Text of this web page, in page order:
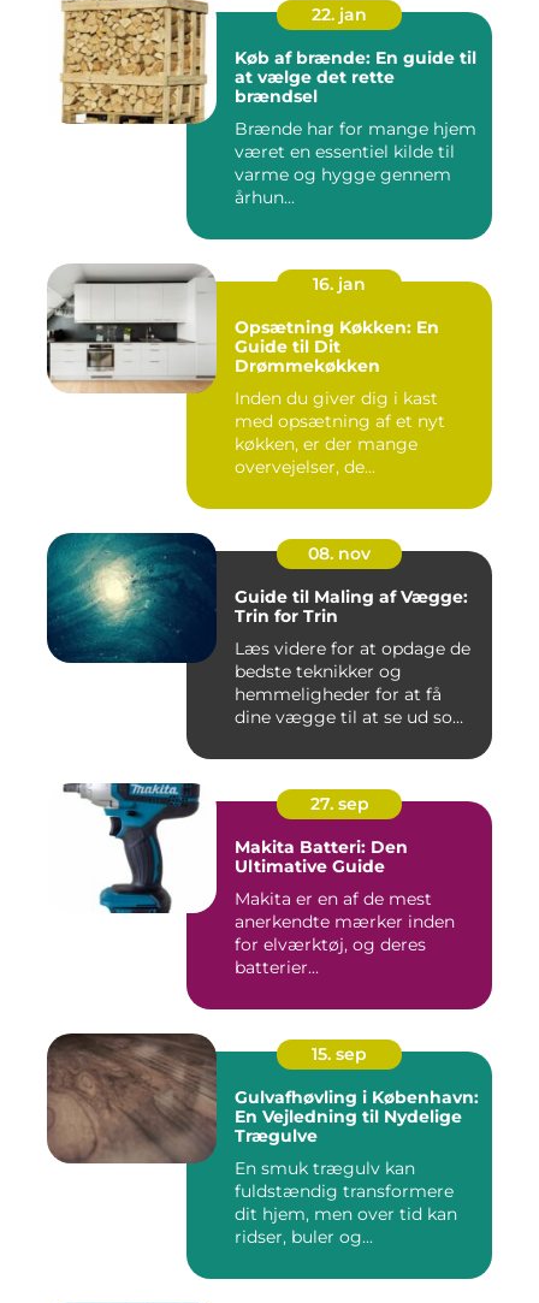
22. jan
Køb af brænde: En guide til
at vælge det rette
brændsel
Brænde har for mange hjem
været en essentiel kilde til
varme og hygge gennem
århun...
16. jan
Opsætning Køkken: En
Guide til Dit
Drømmekøkken
Inden du giver dig i kast
med opsætning af et nyt
køkken, er der mange
overvejelser, de...
08. nov
Guide til Maling af Vægge:
Trin for Trin
Læs videre for at opdage de
bedste teknikker og
hemmeligheder for at få
dine vægge til at se ud som
27. sep
Makita Batteri: Den
Ultimative Guide
Makita er en af de mest
anerkendte mærker inden
for elværktøj, og deres
batterier...
15. sep
Gulvafhøvling i København:
En Vejledning til Nydelige
Trægulve
En smuk trægulv kan
fuldstændig transformere
dit hjem, men over tid kan
ridser, buler og...